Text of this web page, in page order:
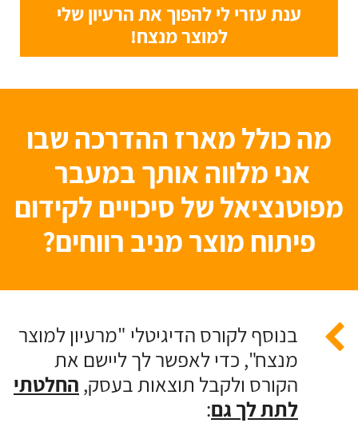
ענת עזרי לי להפוך את הרעיון שלי
למוצר מנצח!
מה כולל מארז ההדרכה שבו
אני מלווה אותך במעבר
מפוטנציאל של סיכויים לקידום
פיתוח מוצר מניב רווחים?

בנוסף לקורס הדיגיטלי "מרעיון למוצר
מנצח", כדי לאפשר לך ליישם את
הקורס ולקבל תוצאות בעסק, החלטתי
לתת לך גם: